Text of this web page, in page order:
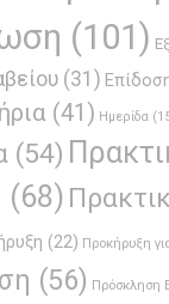
(101)
(31)
(41) Ημερίδα
(54)
(68)
(22) Προκήρυξη
(56) Πρόσκληση